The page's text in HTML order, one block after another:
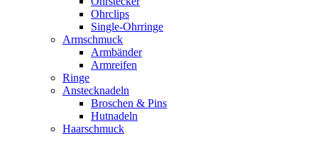
Ohrclips
Single-Ohrringe
Armschmuck
Armbänder
Armreifen
Ringe
Anstecknadeln
Broschen & Pins
Hutnadeln
Haarschmuck